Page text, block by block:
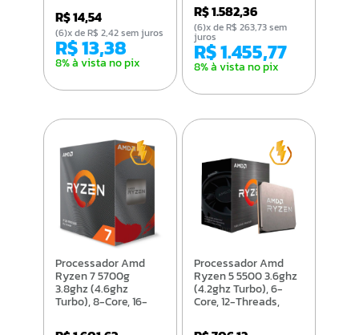
R$ 14,54
R$ 13,38
8% à vista no pix
(6)x de R$ 2,42 sem juros
R$ 1.582,36
R$ 1.455,77
8% à vista no pix
(6)x de R$ 263,73 sem
juros
Processador Amd
Ryzen 7 5700g
3.8ghz (4.6ghz
Turbo), 8-Core, 16-
Am4 - 100-
Processador Amd
Ryzen 5 5500 3.6ghz
(4.2ghz Turbo), 6-
Core, 12-Threads,
100-100000457box